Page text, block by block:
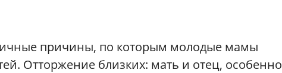
причины, по которым молодые мамы
Отторжение близких: мать и отец, особенно